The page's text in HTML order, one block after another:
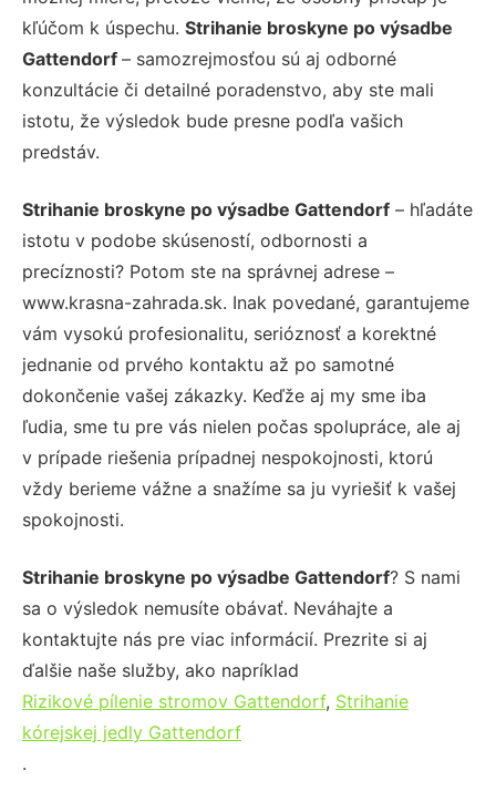
kľúčom k úspechu. Strihanie broskyne po výsadbe
Gattendorf – samozrejmosťou sú aj odborné
konzultácie či detailné poradenstvo, aby ste mali
istotu, že výsledok bude presne podľa vašich
predstáv.
Strihanie broskyne po výsadbe Gattendorf – hľadáte
istotu v podobe skúseností, odbornosti a
precíznosti? Potom ste na správnej adrese –
www.krasna-zahrada.sk. Inak povedané, garantujeme
vám vysokú profesionalitu, serióznosť a korektné
jednanie od prvého kontaktu až po samotné
dokončenie vašej zákazky. Keďže aj my sme iba
ľudia, sme tu pre vás nielen počas spolupráce, ale aj
v prípade riešenia prípadnej nespokojnosti, ktorú
vždy berieme vážne a snažíme sa ju vyriešiť k vašej
spokojnosti.
Strihanie broskyne po výsadbe Gattendorf? S nami
sa o výsledok nemusíte obávať. Neváhajte a
kontaktujte nás pre viac informácií. Prezrite si aj
ďalšie naše služby, ako napríklad
Rizikové pílenie stromov Gattendorf, Strihanie
kórejskej jedly Gattendorf
.